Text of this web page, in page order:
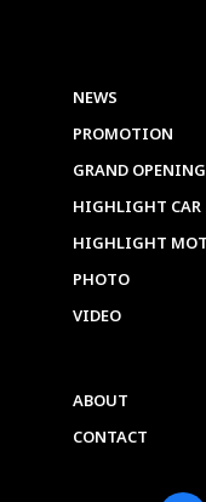
NEWS
PROMOTION
GRAND OPENING
HIGHLIGHT CAR
HIGHLIGHT
PHOTO
VIDEO
ABOUT
CONTACT